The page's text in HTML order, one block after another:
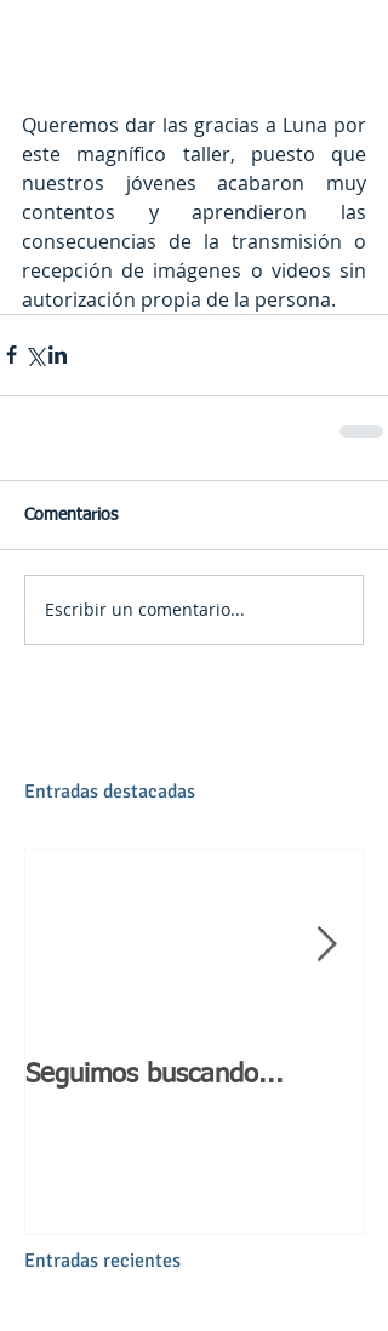
Queremos dar las gracias a Luna por
este magnífico taller, puesto que
nuestros jóvenes acabaron muy
contentos y aprendieron las
consecuencias de la transmisión o
recepción de imágenes o videos sin
autorización propia de la persona.
Comentarios
Escribir un comentario...
Entradas destacadas
Seguimos buscando...
Entradas recientes